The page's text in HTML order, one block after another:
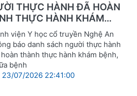
THỰC HÀNH ĐÃ HOÀN
THỰC HÀNH KHÁM
viện Y học cổ truyền Nghệ An
báo danh sách người thực hành
thành thực hành khám bệnh,
bệnh
23/07/2026 22:41:00